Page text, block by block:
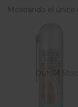
Mostrando el único
Out Of Stock
Remember me